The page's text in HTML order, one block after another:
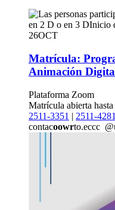
26OCT
Matrícula:
Animación
Plataforma Zoom
Matrícula abierta
2511-3351 | 2511-4281
contacoowrto.eccc